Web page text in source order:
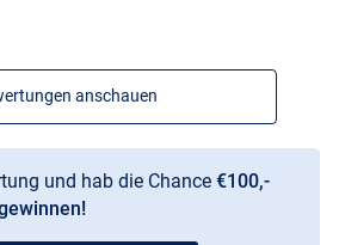
anschauen
und hab die Chance €100,-